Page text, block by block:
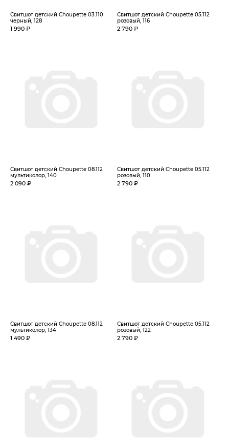
Свитшот детский Choupette 03.110
черный, 128
1 990 ₽
Свитшот детский Choupette 05.112
розовый, 116
2 790 ₽
Свитшот детский Choupette 08.112
мультиколор, 140
2 090 ₽
Свитшот детский Choupette 05.112
розовый, 110
2 790 ₽
Свитшот детский Choupette 08.112
мультиколор, 134
1 490 ₽
Свитшот детский Choupette 05.112
розовый, 122
2 790 ₽